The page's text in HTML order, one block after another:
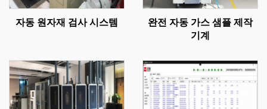
자동 원자재 검사 시스템
완전 자동 가스 샘플 제작
기계